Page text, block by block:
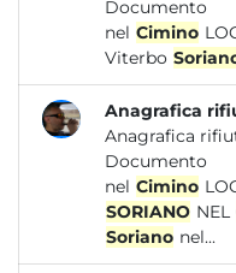
Documento
nel Cimino
Viterbo
Anagrafica
Anagrafica
Documento
nel Cimino
SORIANO NEL
Soriano nel...